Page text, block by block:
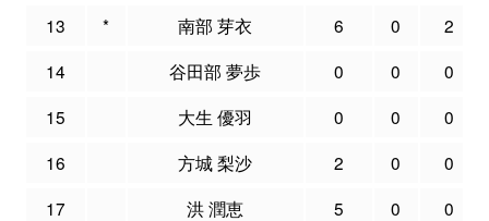
13
* 南部 芽衣 6 0
2
14
谷田部 夢歩 0 0
0
15
大生 優羽 0 0
0
16
方城 梨沙 2 0
0
17
洪 潤恵 5 0
0